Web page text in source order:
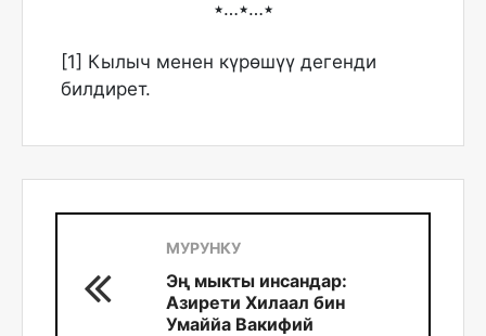
٭…٭…٭
[1] Кылыч менен күрөшүү дегенди
билдирет.
МУРУНКУ
Эң мыкты инсандар:
Азирети Хилаал бин
Умаййа Вакифий